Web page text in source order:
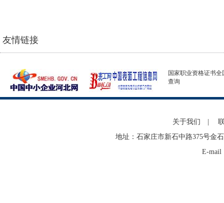
友情链接
国家职业资格证书全
查询
关于我们
地址：石家庄市新石中路375号金
E-mail